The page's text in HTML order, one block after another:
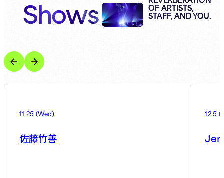
Shows
OF ARTISTS,
STAFF, AND YOU.
11.25 (Wed)
佐藤竹善
12.5 (